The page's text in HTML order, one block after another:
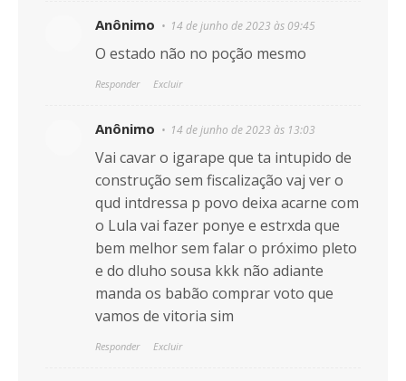
Anônimo 14 de junho de 2023 às 09:45
O estado não no poção mesmo
Responder Excluir
Anônimo 14 de junho de 2023 às 13:03
Vai cavar o igarape que ta intupido de
construção sem fiscalização vaj ver o
qud intdressa p povo deixa acarne com
o Lula vai fazer ponye e estrxda que
bem melhor sem falar o próximo pleto
e do dluho sousa kkk não adiante
manda os babão comprar voto que
vamos de vitoria sim
Responder Excluir